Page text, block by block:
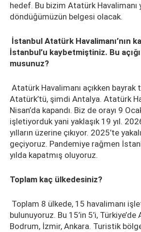
hedef. Bu bizim Atatürk Havalimanı
döndüğümüzün belgesi olacak.
İstanbul Atatürk Havalimanı’nın
İstanbul’u kaybetmiştiniz. Bu
musunuz?
Atatürk Havalimanı açıkken bayrak
Atatürk’tü, şimdi Antalya. Atatürk
Nisan’da kapandı. Biz de orayı 9
işletiyorduk yani yaklaşık 19 yıl.
yılların üzerine çıkıyor. 2025’te
geçiyoruz. Pandemiye rağmen
yılda kapatmış oluyoruz.
Toplam kaç ülkedesiniz?
Toplam 8 ülkede, 15 havalimanı
bulunuyoruz. Bu 15’in 5’i,
Bodrum, İzmir, Ankara. Turistik